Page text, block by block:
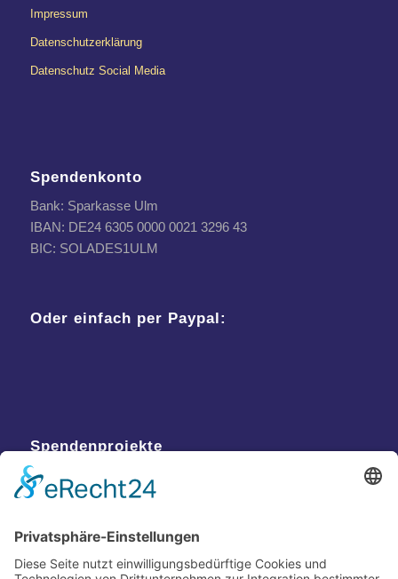
Impressum
Datenschutzerklärung
Datenschutz Social Media
Spendenkonto
Bank: Sparkasse Ulm
IBAN: DE24 6305 0000 0021 3296 43
BIC: SOLADES1ULM
Oder einfach per Paypal:
Spendenprojekte